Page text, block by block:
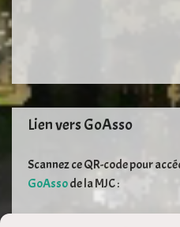
Lien vers GoAsso
Scannez ce QR-code pour
GoAssode la MJC :